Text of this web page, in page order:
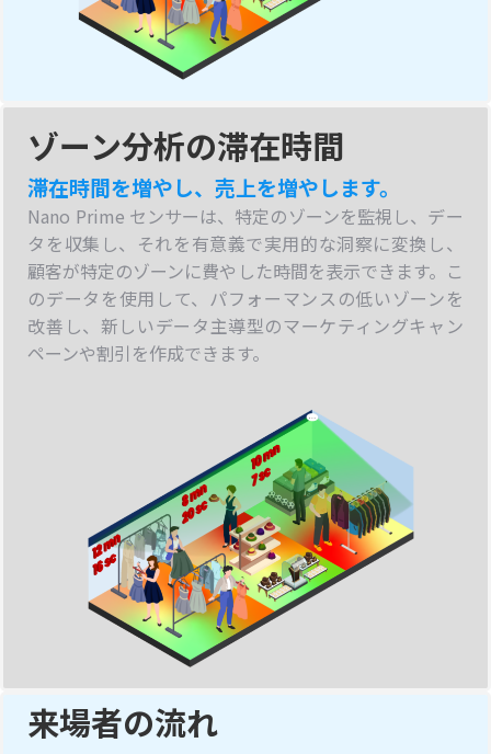
ゾーン分析の滞在時間
滞在時間を増やし、売上を増やします。
Nano Prime センサーは、特定のゾーンを監視し、デー
タを収集し、それを有意義で実用的な洞察に変換し、
顧客が特定のゾーンに費やした時間を表示できます。こ
のデータを使用して、パフォーマンスの低いゾーンを
改善し、新しいデータ主導型のマーケティングキャン
ペーンや割引を作成できます。
来場者の流れ